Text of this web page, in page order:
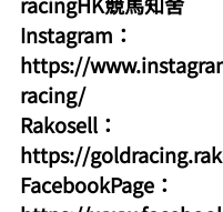
Instagram：
https://
racing/
Rakosell：
https://
FacebookPage：